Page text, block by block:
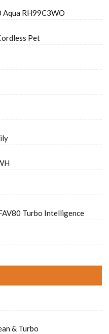
Aqua RH99C3WO
Pet
Turbo Intelligence
& Turbo